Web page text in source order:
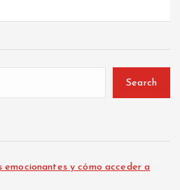
Search
emocionantes y cómo acceder a